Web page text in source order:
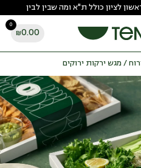
לציון כולל ת"א ומה שבין לבין
0
₪0.00
/ מגש ירקות ירוקים